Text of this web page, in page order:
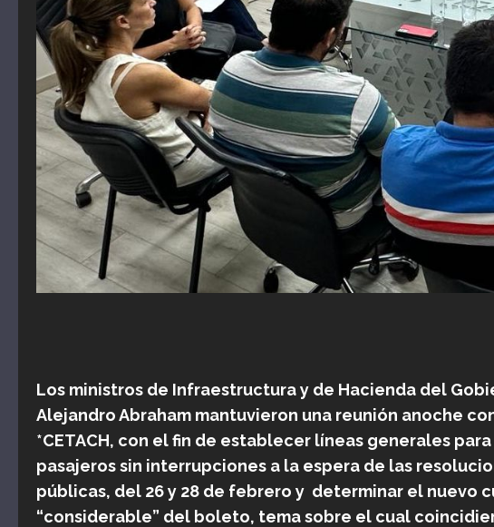
Los ministros de Infraestructura y de Hacienda del
Alejandro Abraham mantuvieron una reunión anoche
*CETACH, con el fin de establecer líneas generales
pasajeros sin interrupciones a la espera de las
públicas, del 26 y 28 de febrero y determinar el nuevo
“considerable” del boleto, tema sobre el cual